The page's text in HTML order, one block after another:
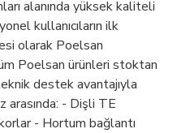
alanında yüksek kaliteli
kullanıcıların ilk
olarak Poelsan
Poelsan ürünleri stoktan
destek avantajıyla
arasında: - Dişli TE
- Hortum bağlantı